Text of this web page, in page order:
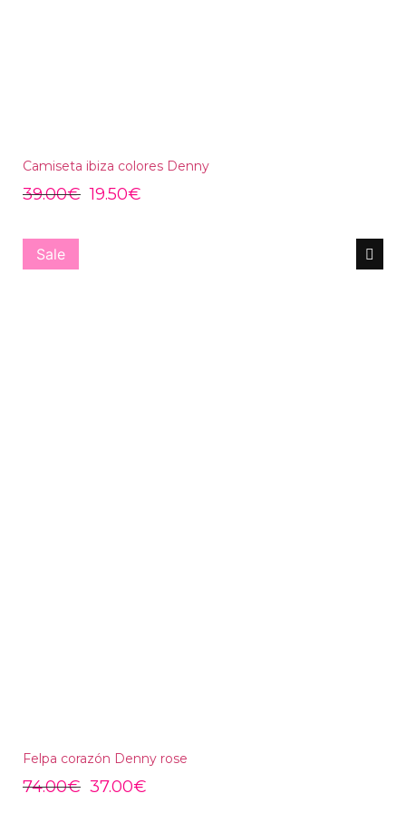
Camiseta ibiza colores Denny
39.00€ 19.50€
Sale
Felpa corazón Denny rose
74.00€ 37.00€